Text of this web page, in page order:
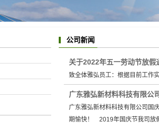
公司新闻
关于2022年五一劳动节放假
致全体雅弘员工：根据目前工作
广东雅弘新材料科技有限公
广东雅弘新材料科技有限公司国
期愉快！ 2019年国庆节我司放